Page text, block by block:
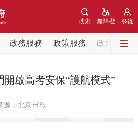
登錄
無障礙
搜索
政務服務 政策服務 政民互動
開啟高考安保“護航模式”
源：北京日報